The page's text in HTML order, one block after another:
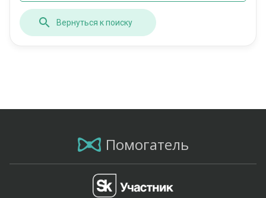
Вернуться к поиску
Помогатель